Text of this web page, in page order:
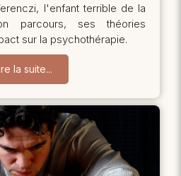
l'enfant terrible de la
parcours, ses théories
sur la psychothérapie.
la suite...